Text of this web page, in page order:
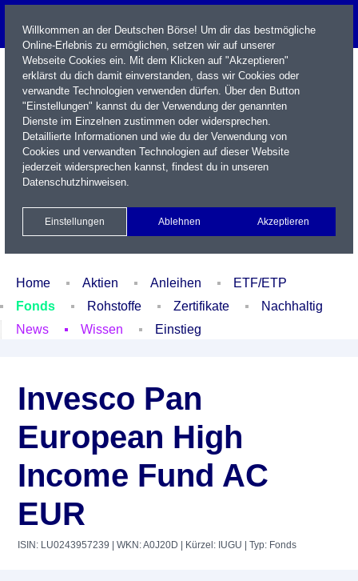
Name / WKN / ISIN / Kürzel
Xetra Realtime
Watchlist Portfolio Login
Home Aktien Anleihen
ETF/ETP
Fonds
Rohstoffe Zertifikate
Nachhaltig
News
Wissen Einstieg
Invesco Pan
European High
Income Fund AC
EUR
ISIN: LU0243957239 | WKN: A0J20D | Kürzel: IUGU | Typ: Fonds
Willkommen an der Deutschen Börse! Um dir das bestmögliche
Online-Erlebnis zu ermöglichen, setzen wir auf unserer
Webseite Cookies ein. Mit dem Klicken auf "Akzeptieren"
erklärst du dich damit einverstanden, dass wir Cookies oder
verwandte Technologien verwenden dürfen. Über den Button
"Einstellungen" kannst du der Verwendung der genannten
Dienste im Einzelnen zustimmen oder widersprechen.
Detaillierte Informationen und wie du der Verwendung von
Cookies und verwandten Technologien auf dieser Website
jederzeit widersprechen kannst, findest du in unseren
Datenschutzhinweisen.
Einstellungen Ablehnen Akzeptieren